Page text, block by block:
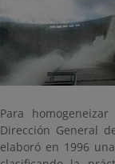
Para
Dirección General
elaboró en 1996